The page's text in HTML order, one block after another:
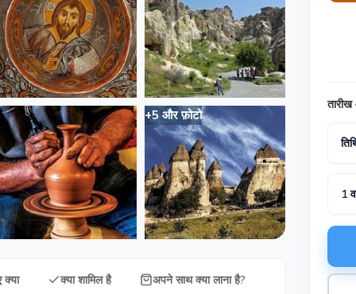
+5 और फ़ोटो
क्या क्या शामिल है अपने साथ क्या लाना है?
1